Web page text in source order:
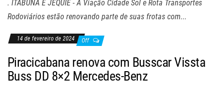
. ITABUNA E JEQUIÉ - A Viação Cidade Sol e Rota Transportes
Rodoviários estão renovando parte de suas frotas com...
14 de fevereiro de 2024 Off
Piracicabana renova com Busscar Vissta
Buss DD 8×2 Mercedes-Benz